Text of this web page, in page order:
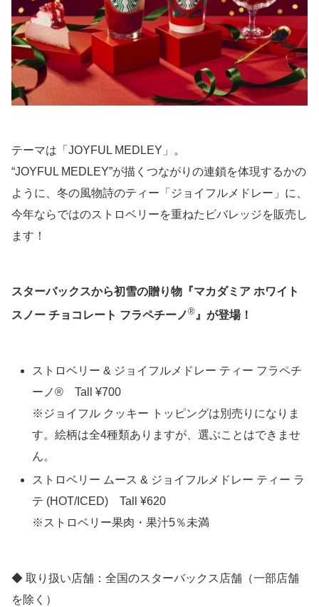
テーマは「JOYFUL MEDLEY」。
“JOYFUL MEDLEY”が描くつながりの連鎖を体現するかの
ように、冬の風物詩のティー「ジョイフルメドレー」に、
今年ならではのストロベリーを重ねたビバレッジを販売し
ます！
スターバックスから初雪の贈り物『マカダミア ホワイト
スノー チョコレート フラペチーノ® 』が登場！
ストロベリー & ジョイフルメドレー ティー フラペチ
ーノ® Tall ¥700
※ジョイフル クッキー トッピングは別売りになりま
す。絵柄は全4種類ありますが、選ぶことはできませ
ん。
ストロベリー ムース & ジョイフルメドレー ティー ラ
テ (HOT/ICED) Tall ¥620
※ストロベリー果肉・果汁5％未満
◆ 取り扱い店舗：全国のスターバックス店舗（一部店舗
を除く）